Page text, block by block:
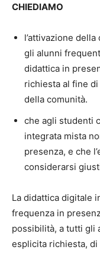
CHIEDIAMO
l’attivazione
gli alunni
didattica in
richiesta al fine
della comunità.
che agli studenti
integrata mista
presenza, e che
considerarsi
La didattica digitale
frequenza in
possibilità, a tutti gli
esplicita richiesta,